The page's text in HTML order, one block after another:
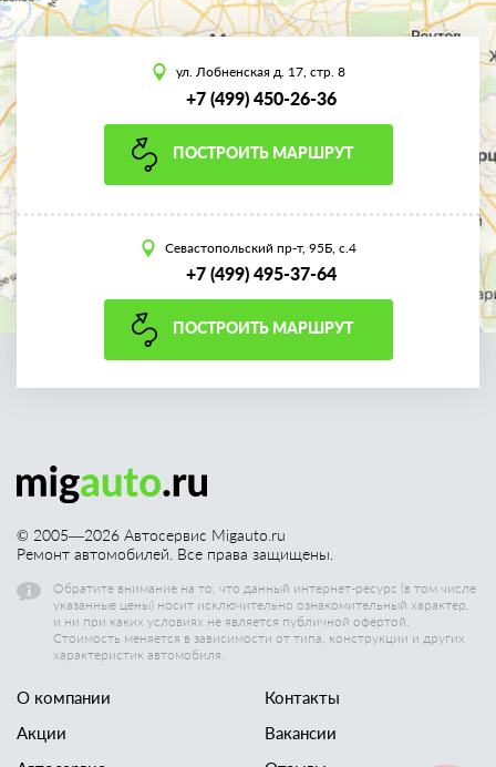
ул. Лобненская д. 17, стр. 8
+7 (499) 450-26-36
ПОСТРОИТЬ МАРШРУТ
Севастопольский пр-т, 95Б, с.4
+7 (499) 495-37-64
ПОСТРОИТЬ МАРШРУТ
© 2005—2026 Автосервис Migauto.ru
Ремонт автомобилей. Все права защищены.
Обратите внимание на то, что данный интернет-ресурс (в том числе
указанные цены) носит исключительно ознакомительный характер,
и ни при каких условиях не является публичной офертой.
Стоимость меняется в зависимости от типа, конструкции и других
характеристик автомобиля.
О компании
Акции
Контакты
Вакансии